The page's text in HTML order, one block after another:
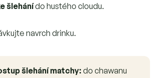
šlehánído hustého cloudu.
navrch drinku.
šlehání matchy:do chawanu